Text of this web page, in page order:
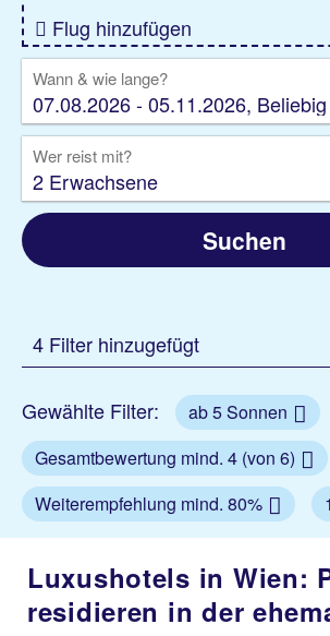
Flug hinzufügen
Wann & wie lange?
07.08.2026 - 05.11.2026, Beliebig
Wer reist mit?
2 Erwachsene
Suchen
4 Filter hinzugefügt
Gewählte Filter:
ab 5 Sonnen
Gesamtbewertung mind. 4 (von 6)
Weiterempfehlung mind. 80%
Luxushotels in Wien:
residieren in der